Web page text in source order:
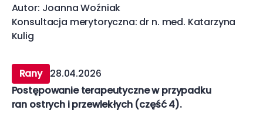
Autor: Joanna Woźniak
Konsultacja merytoryczna: dr n. med. Katarzyna
Kulig
Rany
28.04.2026
Postępowanie terapeutyczne w przypadku
ran ostrych i przewlekłych (część 4).